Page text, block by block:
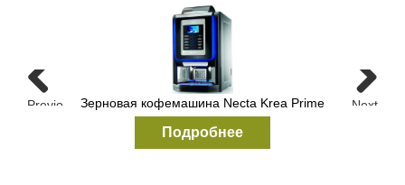
Зерновая кофемашина Necta Krea Prime
Подробнее
Previous Next